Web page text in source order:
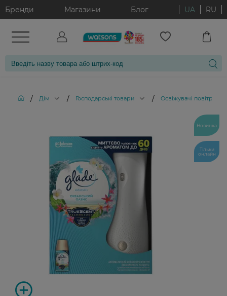
Бренди Магазини Блог UA RU
/ Дім / Господарські товари / Освіжувачі повітря
Новинка
Тільки
онлайн